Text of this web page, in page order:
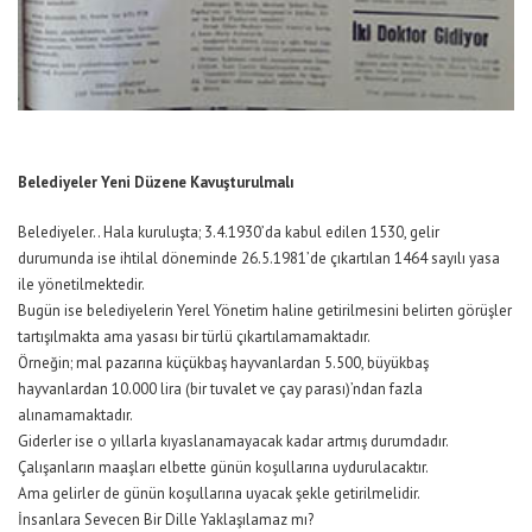
Belediyeler Yeni Düzene Kavuşturulmalı
Belediyeler.. Hala kuruluşta; 3.4.1930’da kabul edilen 1530, gelir
durumunda ise ihtilal döneminde 26.5.1981’de çıkartılan 1464 sayılı yasa
ile yönetilmektedir.
Bugün ise belediyelerin Yerel Yönetim haline getirilmesini belirten görüşler
tartışılmakta ama yasası bir türlü çıkartılamamaktadır.
Örneğin; mal pazarına küçükbaş hayvanlardan 5.500, büyükbaş
hayvanlardan 10.000 lira (bir tuvalet ve çay parası)’ndan fazla
alınamamaktadır.
Giderler ise o yıllarla kıyaslanamayacak kadar artmış durumdadır.
Çalışanların maaşları elbette günün koşullarına uydurulacaktır.
Ama gelirler de günün koşullarına uyacak şekle getirilmelidir.
İnsanlara Sevecen Bir Dille Yaklaşılamaz mı?